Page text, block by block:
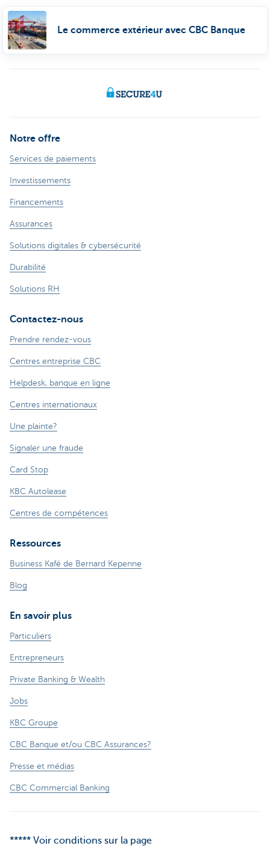
Le commerce extérieur avec CBC Banque
Notre offre
Services de paiements
Investissements
Financements
Assurances
Solutions digitales & cybersécurité
Durabilité
Solutions RH
Contactez-nous
Prendre rendez-vous
Centres entreprise CBC
Helpdesk, banque en ligne
Centres internationaux
Une plainte?
Signaler une fraude
Card Stop
KBC Autolease
Centres de compétences
Ressources
Business Kafé de Bernard Kepenne
Blog
En savoir plus
Particuliers
Entrepreneurs
Private Banking & Wealth
Jobs
KBC Groupe
CBC Banque et/ou CBC Assurances?
Presse et médias
CBC Commercial Banking
***** Voir conditions sur la page